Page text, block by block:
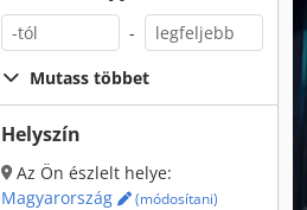
-
Mutass többet
Helyszín
Az Ön észlelt helye:
Magyarország
(módosítani)